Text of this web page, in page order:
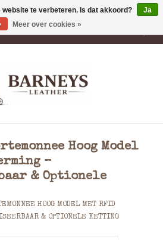
Hoog Model
–
& Optionele
HOOG MODEL MET RFID
& OPTIONELE KETTING
te verbeteren. Is dat akkoord?
Ja
Meer over cookies »